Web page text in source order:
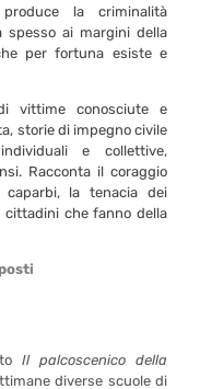
la criminalità
spesso ai margini della
per fortuna esiste e
vittime conosciute e
storie di impegno civile
e collettive,
Racconta il coraggio
caparbi, la tenacia dei
che fanno della
Il palcoscenico della
diverse scuole di